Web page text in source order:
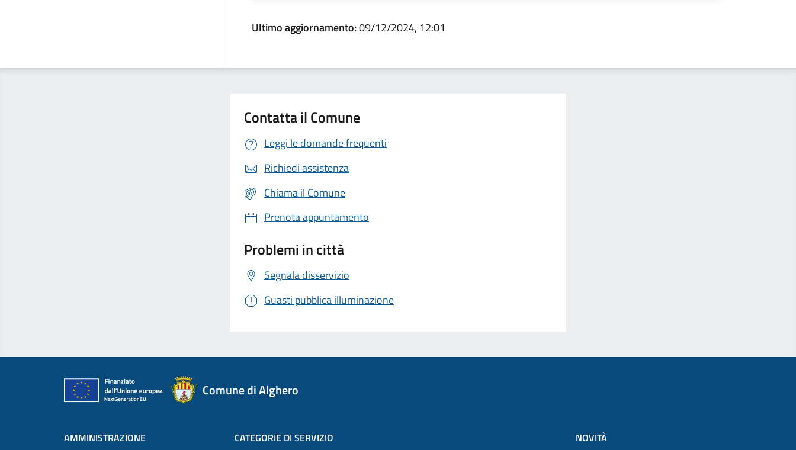
Ultimo aggiornamento:09/12/2024, 12:01
Contatta il Comune
Leggi le domande frequenti
Richiedi assistenza
Chiama il Comune
Prenota appuntamento
Problemi in città
Segnala disservizio
Guasti pubblica illuminazione
Comune di Alghero
AMMINISTRAZIONE CATEGORIE DI SERVIZIO NOVITÀ